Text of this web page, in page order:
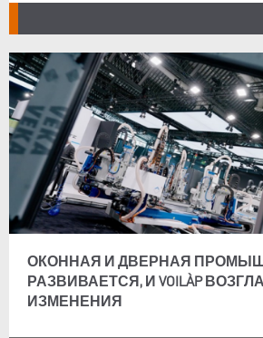
ОКОННАЯ И ДВЕРНАЯ
РАЗВИВАЕТСЯ, И VOILÀP
ИЗМЕНЕНИЯ